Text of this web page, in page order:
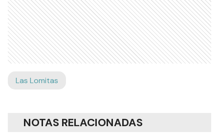
Las Lomitas
NOTAS RELACIONADAS